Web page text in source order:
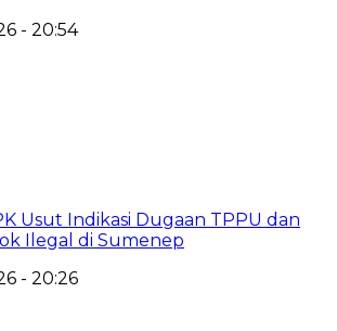
- 20:54
Usut Indikasi Dugaan TPPU dan
Ilegal di Sumenep
- 20:26